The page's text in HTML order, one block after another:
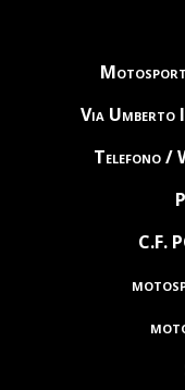
Motosport
Via Umberto
Telefono /
C.F.